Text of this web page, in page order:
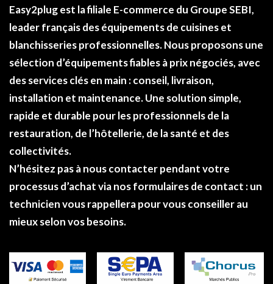
Easy2plugest la filiale E-commerce du Groupe SEBI,
leader français des équipements de cuisines et
blanchisseries professionnelles. Nous proposons une
sélection d’équipements fiables àprix négociés, avec
des services clés en main : conseil, livraison,
installation et maintenance. Une solution simple,
rapide et durable pour les professionnels de la
restauration, de l’hôtellerie, de la santé et des
collectivités.
N’hésitez pas à nous contacter pendant votre
processus d’achat via nos formulaires de contact : un
technicien vous rappellera pour vous conseiller au
mieux selon vos besoins.